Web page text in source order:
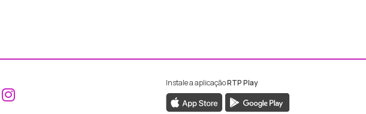
Aceder ao Facebook da RTP Madeira
Aceder ao Instagram da RTP Madeira
Instale a aplicaçãoRTP Play